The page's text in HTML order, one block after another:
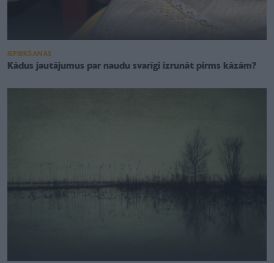
IEPIRKŠANĀS
Kādus jautājumus par naudu svarīgi izrunāt pirms kāzām?